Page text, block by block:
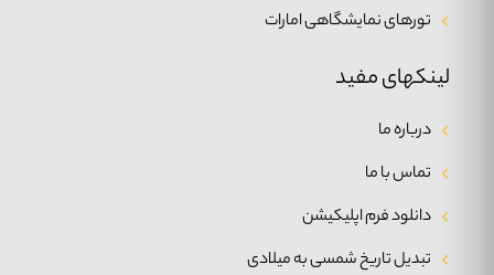
لینکهای مفید
درباره ما
تماس با ما
دانلود فرم اپلیکیشن
تبدیل تاریخ شمسی به میلادی
تورهای نمایشگاهی امارات